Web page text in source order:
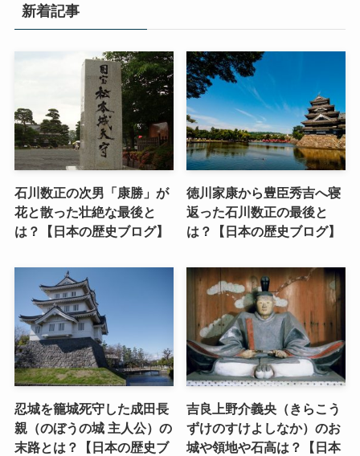
新着記事
石川数正の次男「康勝」が
花と散った壮絶な最後と
は？【日本の歴史ブログ】
徳川家康から豊臣秀吉へ寝
返った石川数正の最後と
は？【日本の歴史ブログ】
忍城を籠城死守した成田長
親（のぼうの城 主人公）の
末路とは？【日本の歴史ブ
吉良上野介義央（きらこう
ずけのすけよしなか）のお
城や領地や石高は？【日本